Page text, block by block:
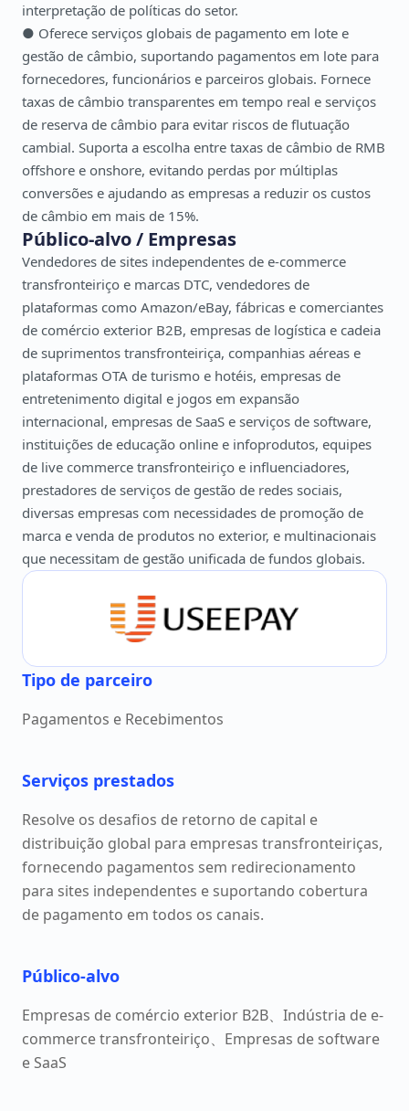
interpretação de políticas do setor.
● Oferece serviços globais de pagamento em lote e
gestão de câmbio, suportando pagamentos em lote para
fornecedores, funcionários e parceiros globais. Fornece
taxas de câmbio transparentes em tempo real e serviços
de reserva de câmbio para evitar riscos de flutuação
cambial. Suporta a escolha entre taxas de câmbio de RMB
offshore e onshore, evitando perdas por múltiplas
conversões e ajudando as empresas a reduzir os custos
de câmbio em mais de 15%.
Público-alvo / Empresas
Vendedores de sites independentes de e-commerce
transfronteiriço e marcas DTC, vendedores de
plataformas como Amazon/eBay, fábricas e comerciantes
de comércio exterior B2B, empresas de logística e cadeia
de suprimentos transfronteiriça, companhias aéreas e
plataformas OTA de turismo e hotéis, empresas de
entretenimento digital e jogos em expansão
internacional, empresas de SaaS e serviços de software,
instituições de educação online e infoprodutos, equipes
de live commerce transfronteiriço e influenciadores,
prestadores de serviços de gestão de redes sociais,
diversas empresas com necessidades de promoção de
marca e venda de produtos no exterior, e multinacionais
que necessitam de gestão unificada de fundos globais.
Tipo de parceiro
Pagamentos e Recebimentos
Serviços prestados
Resolve os desafios de retorno de capital e
distribuição global para empresas transfronteiriças,
fornecendo pagamentos sem redirecionamento
para sites independentes e suportando cobertura
de pagamento em todos os canais.
Público-alvo
Empresas de comércio exterior B2B、Indústria de e-
commerce transfronteiriço、Empresas de software
e SaaS